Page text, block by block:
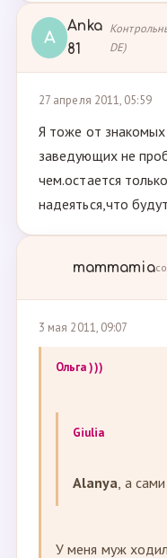
A
Anka
81
DE)
27 апреля 2011, 05:59
Я тоже от
заведующих не
чем.остается
надеяться,что
mammamia
3 мая 2011, 09:07
Ольга )))
Giulia
Alanya, а
У меня муж